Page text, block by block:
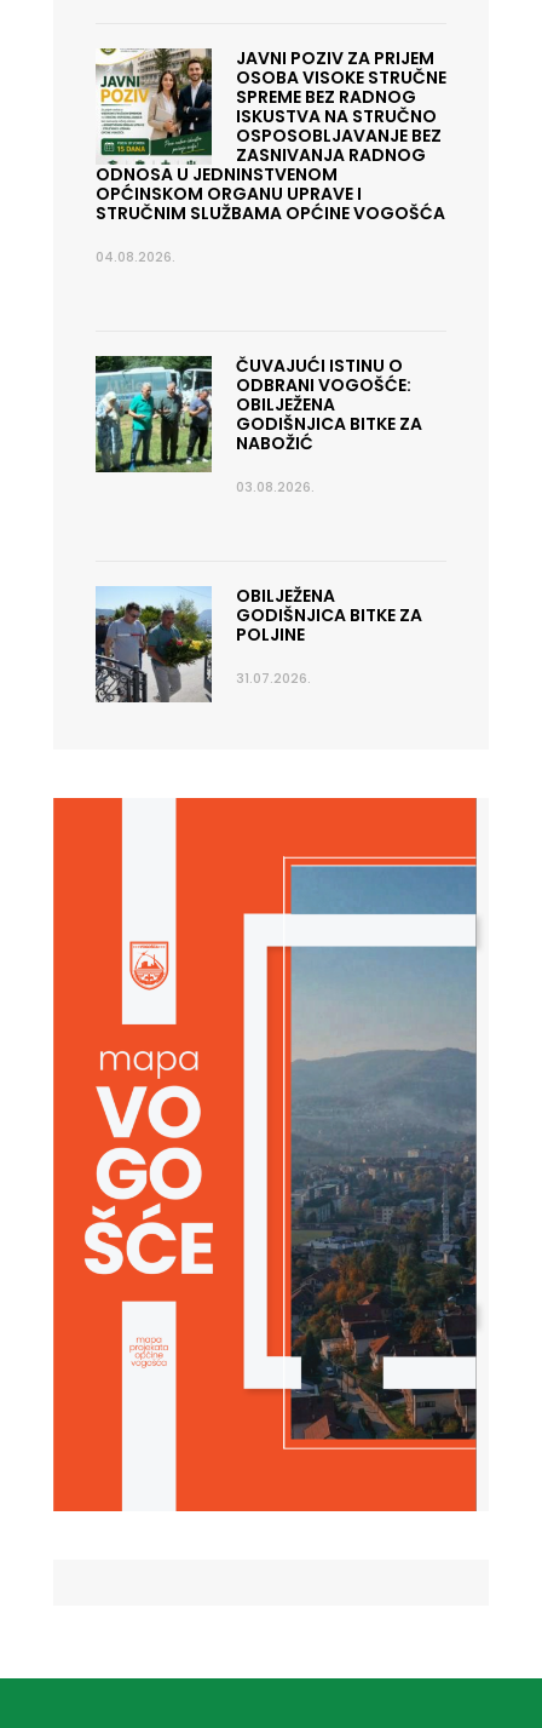
JAVNI POZIV ZA PRIJEM
OSOBA VISOKE STRUČNE
SPREME BEZ RADNOG
ISKUSTVA NA STRUČNO
OSPOSOBLJAVANJE BEZ
ZASNIVANJA RADNOG
ODNOSA U JEDNINSTVENOM
OPĆINSKOM ORGANU UPRAVE I
STRUČNIM SLUŽBAMA OPĆINE VOGOŠĆA
04.08.2026.
ČUVAJUĆI ISTINU O
ODBRANI VOGOŠĆE:
OBILJEŽENA
GODIŠNJICA BITKE ZA
NABOŽIĆ
03.08.2026.
OBILJEŽENA
GODIŠNJICA BITKE ZA
POLJINE
31.07.2026.